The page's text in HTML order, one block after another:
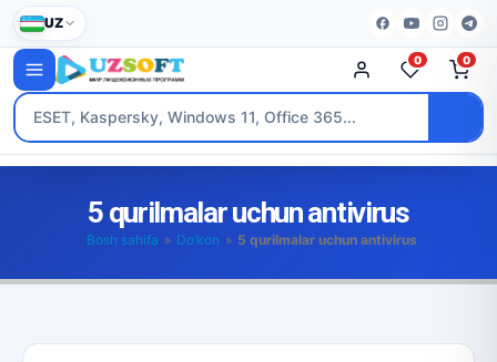
UZ
0 0
5 qurilmalar uchun antivirus
Bosh sahifa » Do’kon » 5 qurilmalar uchun antivirus